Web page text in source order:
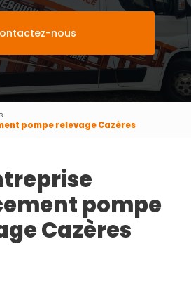
nous
pompe relevage Cazères
pompe
Cazères